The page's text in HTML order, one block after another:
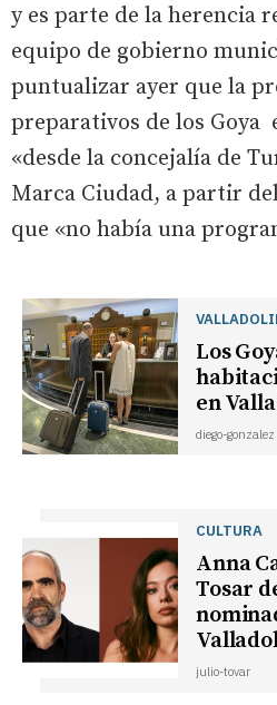
y es parte de la herencia
equipo de gobierno
puntualizar ayer que la
preparativos de los Goya
«desde la concejalía de
Marca Ciudad, a partir
que «no había una
Los
en
diego-gonzalez
CULTURA
Anna
Tosar
julio-tovar